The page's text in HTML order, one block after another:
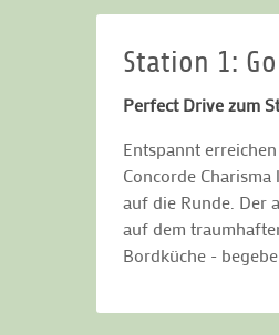
Station 1:
Perfect Drive zum
Entspannt
Concorde
auf die Runde. Der
auf dem
Bordküche -